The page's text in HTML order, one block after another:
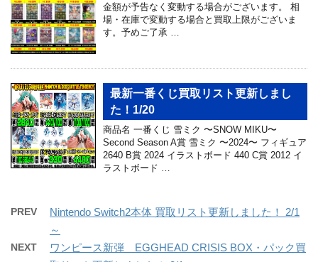
金額が予告なく変動する場合がございます。 相
場・在庫で変動する場合と買取上限がございま
す。予めご了承 …
最新一番くじ買取リスト更新しまし
た！1/20
商品名 ⼀番くじ 雪ミク 〜SNOW MIKU〜
Second Season A賞 雪ミク 〜2024〜 フィギュア
2640 B賞 2024 イラストボード 440 C賞 2012 イ
ラストボード …
PREV
Nintendo Switch2本体 買取リスト更新しました！ 2/1
～
NEXT
ワンピース新弾 EGGHEAD CRISIS BOX・パック買